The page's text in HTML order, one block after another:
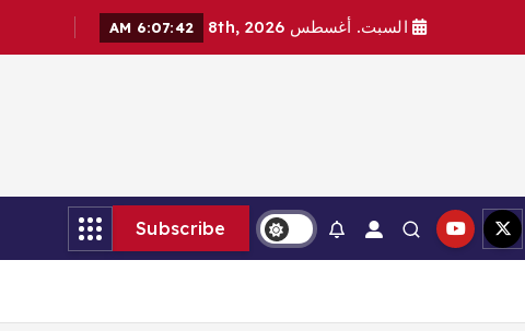
السبت. أغسطس 8th, 2026 6:07:43 AM
Subscribe